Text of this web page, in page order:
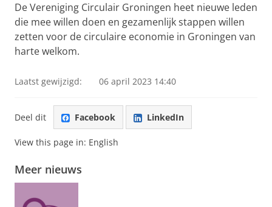
De Vereniging Circulair Groningen heet nieuwe leden
die mee willen doen en gezamenlijk stappen willen
zetten voor de circulaire economie in Groningen van
harte welkom.
Laatst gewijzigd: 06 april 2023 14:40
Deel dit Facebook LinkedIn
View this page in: English
Meer nieuws